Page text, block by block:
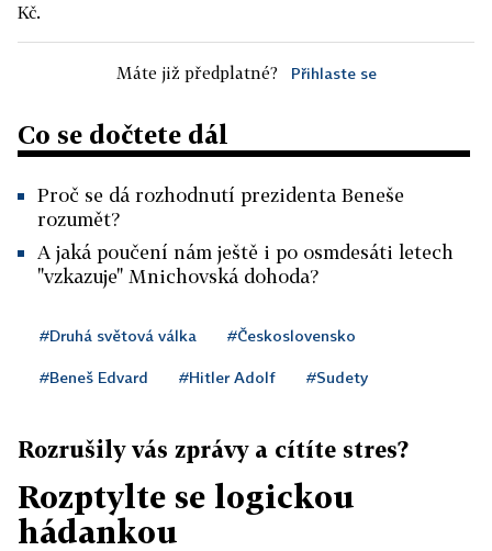
Kč.
Máte již předplatné? Přihlaste se
Co se dočtete dál
Proč se dá rozhodnutí prezidenta Beneše
rozumět?
A jaká poučení nám ještě i po osmdesáti letech
"vzkazuje" Mnichovská dohoda?
#Druhá světová válka #Československo
#Beneš Edvard #Hitler Adolf #Sudety
Rozrušily vás zprávy a cítíte stres?
Rozptylte se logickou
hádankou